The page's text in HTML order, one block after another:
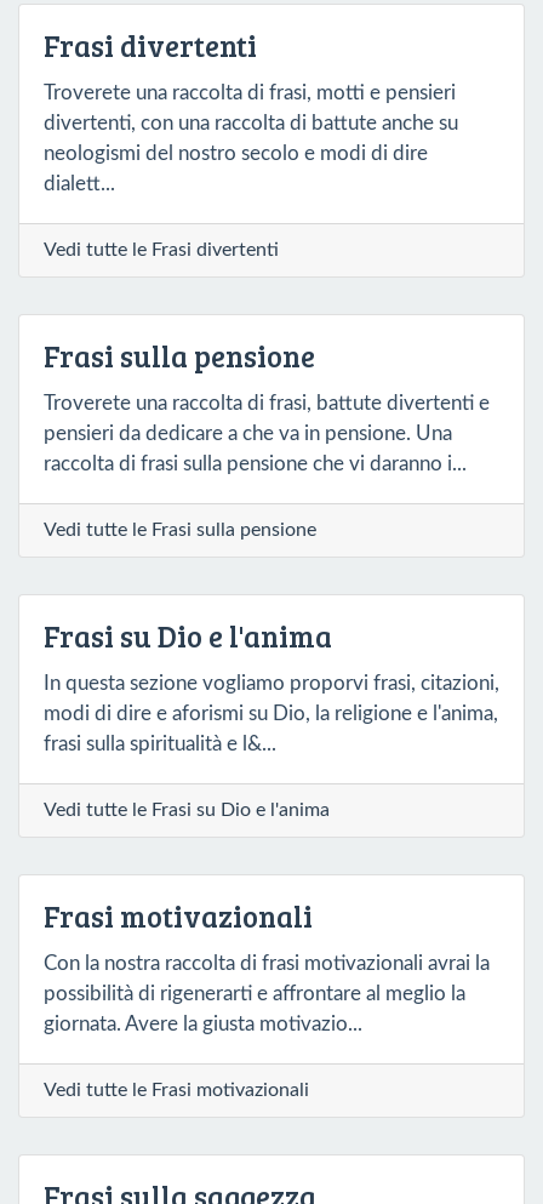
Frasi divertenti
Troverete una raccolta di frasi, motti e pensieri
divertenti, con una raccolta di battute anche su
neologismi del nostro secolo e modi di dire
dialett...
Vedi tutte le Frasi divertenti
Frasi sulla pensione
Troverete una raccolta di frasi, battute divertenti e
pensieri da dedicare a che va in pensione. Una
raccolta di frasi sulla pensione che vi daranno i...
Vedi tutte le Frasi sulla pensione
Frasi su Dio e l'anima
In questa sezione vogliamo proporvi frasi, citazioni,
modi di dire e aforismi su Dio, la religione e l'anima,
frasi sulla spiritualità e l&...
Vedi tutte le Frasi su Dio e l'anima
Frasi motivazionali
Con la nostra raccolta di frasi motivazionali avrai la
possibilità di rigenerarti e affrontare al meglio la
giornata. Avere la giusta motivazio...
Vedi tutte le Frasi motivazionali
Frasi sulla saggezza